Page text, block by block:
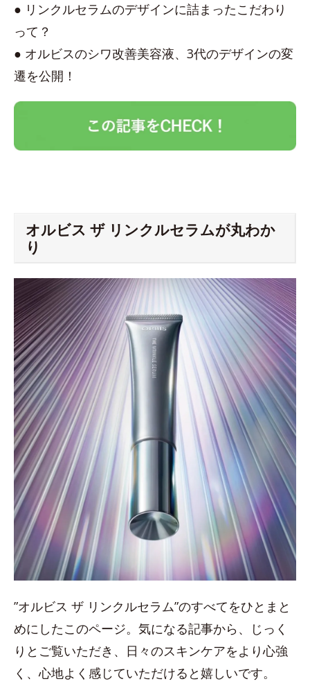
● リンクルセラムのデザインに詰まったこだわり
って？
● オルビスのシワ改善美容液、3代のデザインの変
遷を公開！
オルビス ザ リンクルセラムが丸わか
り
”オルビス ザ リンクルセラム”のすべてをひとまと
めにしたこのページ。気になる記事から、じっく
りとご覧いただき、日々のスキンケアをより心強
く、心地よく感じていただけると嬉しいです。